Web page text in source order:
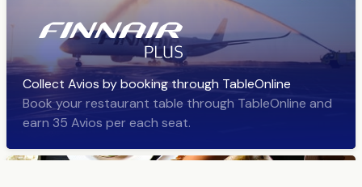
Collect Avios by booking through TableOnline
Book your restaurant table through TableOnline and
earn 35 Avios per each seat.